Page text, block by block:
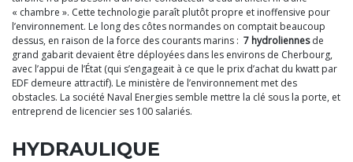
« chambre ». Cette technologie paraît plutôt propre et inoffensive pour
l’environnement. Le long des côtes normandes on comptait beaucoup
dessus, en raison de la force des courants marins : 7 hydroliennesde
grand gabarit devaient être déployées dans les environs de Cherbourg,
avec l’appui de l’État (qui s’engageait à ce que le prix d’achat du kwatt par
EDF demeure attractif). Le ministère de l’environnement met des
obstacles. La société Naval Energies semble mettre la clé sous la porte, et
entreprend de licencier ses 100 salariés.
HYDRAULIQUE